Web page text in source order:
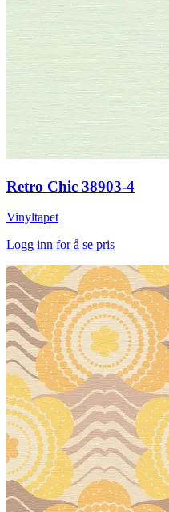
Retro Chic 38903-4
Vinyltapet
Logg inn for å se pris